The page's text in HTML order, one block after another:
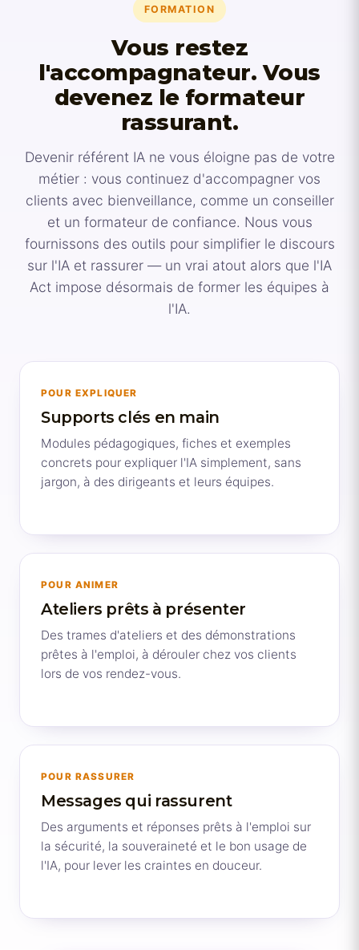
FORMATION
Vous restez
l'accompagnateur. Vous
devenez le formateur
rassurant.
Devenir référent IA ne vous éloigne pas de votre
métier : vous continuez d'accompagner vos
clients avec bienveillance, comme un conseiller
et un formateur de confiance. Nous vous
fournissons des outils pour simplifier le discours
sur l'IA et rassurer — un vrai atout alors que l'IA
Act impose désormais de former les équipes à
l'IA.
POUR EXPLIQUER
Supports clés en main
Modules pédagogiques, fiches et exemples
concrets pour expliquer l'IA simplement, sans
jargon, à des dirigeants et leurs équipes.
POUR ANIMER
Ateliers prêts à présenter
Des trames d'ateliers et des démonstrations
prêtes à l'emploi, à dérouler chez vos clients
lors de vos rendez-vous.
POUR RASSURER
Messages qui rassurent
Des arguments et réponses prêts à l'emploi sur
la sécurité, la souveraineté et le bon usage de
l'IA, pour lever les craintes en douceur.